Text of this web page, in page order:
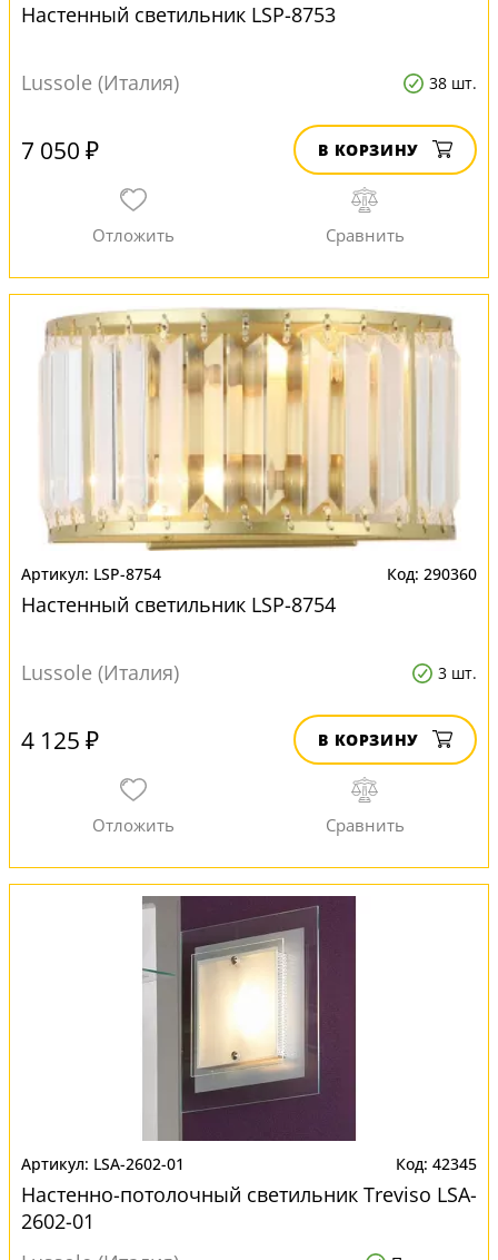
Настенный светильник LSP-8753
Lussole (Италия) 38 шт.
7 050 ₽ В КОРЗИНУ
LSP-8754 290360
Настенный светильник LSP-8754
Lussole (Италия) 3 шт.
4 125 ₽ В КОРЗИНУ
LSA-2602-01 42345
Настенно-потолочный светильник Treviso LSA-
2602-01